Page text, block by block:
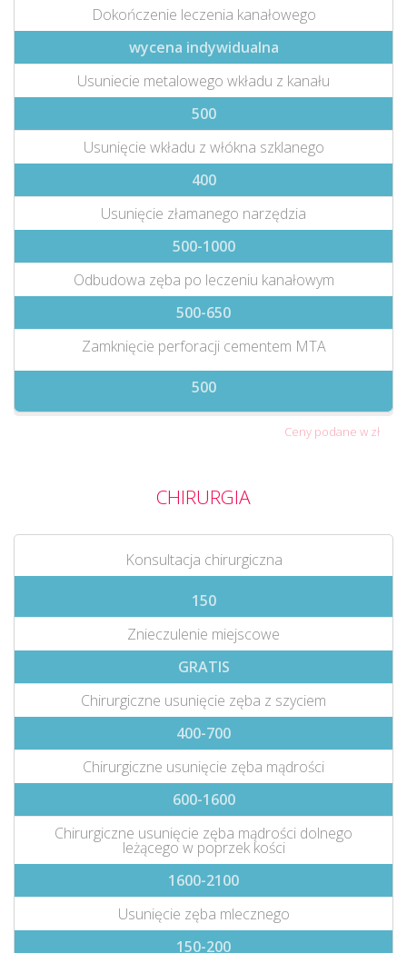
Dokończenie leczenia kanałowego
wycena indywidualna
Usuniecie metalowego wkładu z kanału
500
Usunięcie wkładu z włókna szklanego
400
Usunięcie złamanego narzędzia
500-1000
Odbudowa zęba po leczeniu kanałowym
500-650
Zamknięcie perforacji cementem MTA
500
Ceny podane w zł
CHIRURGIA
Konsultacja chirurgiczna
150
Znieczulenie miejscowe
GRATIS
Chirurgiczne usunięcie zęba z szyciem
400-700
Chirurgiczne usunięcie zęba mądrości
600-1600
Chirurgiczne usunięcie zęba mądrości dolnego
leżącego w poprzek kości
1600-2100
Usunięcie zęba mlecznego
150-200